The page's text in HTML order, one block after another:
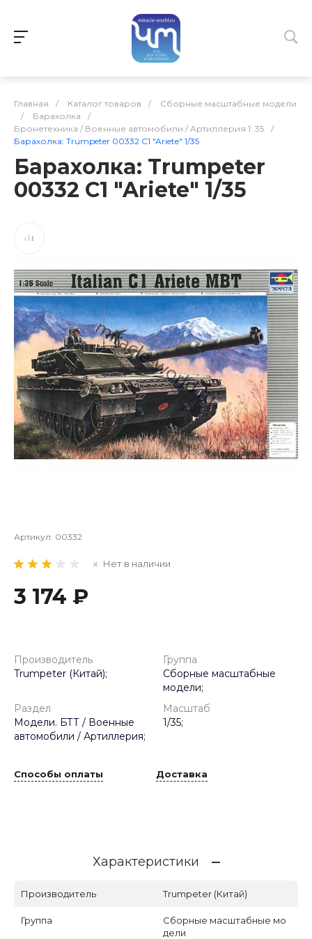
Главная / Каталог товаров /
Сборные масштабные модели
/
Барахолка
/
Бронетехника / Военные автомобили / Артиллерия 1: 35
/
Барахолка: Trumpeter 00332 C1 "Ariete" 1/35
Барахолка: Trumpeter
00332 C1 "Ariete" 1/35
Артикул: 00332
Нет в наличии
3 174 ₽
Производитель
Trumpeter (Китай);
Группа
Сборные масштабные
модели;
Раздел
Модели. БТТ / Военные
автомобили / Артиллерия;
Масштаб
1/35;
Способы оплаты Доставка
Характеристики
Производитель Trumpeter (Китай)
Группа
Сборные масштабные мо
дели